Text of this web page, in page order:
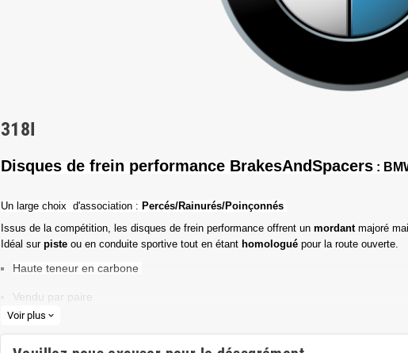
318I
Disques de frein performance BrakesAndSpacers :
Un l arge choix d'association : Percés/Rainurés/Poinçonnés
Issus de la compétition, les disques de frein performance offrent un mordant majoré
Idéal sur piste ou en conduite sportive tout en étant homologué pour la route ouverte.
Haute teneur en carbone
Vendu par paire
Valeur de friction maximale
Voir plus expand_more